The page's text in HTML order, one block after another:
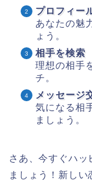
プロフィー
あなたの魅
ょう。
相手を検索
理想の相手
チ。
メッセージ
気になる相
ましょう。
さあ、今すぐハッ
ましょう！新しい